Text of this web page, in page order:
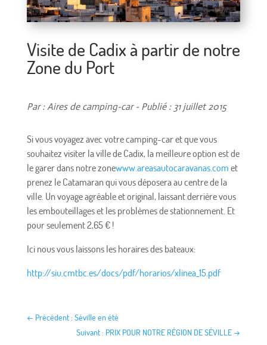
Visite de Cadix à partir de notre
Zone du Port
Par : Aires de camping-car - Publié : 31 juillet 2015
Si vous voyagez avec votre camping-car et que vous
souhaitez visiter la ville de Cadix, la meilleure option est de
le garer dans notre zonewww.areasautocaravanas.com et
prenez le Catamaran qui vous déposera au centre de la
ville. Un voyage agréable et original, laissant derrière vous
les embouteillages et les problèmes de stationnement. Et
pour seulement 2,65 € !
Ici nous vous laissons les horaires des bateaux:
http://siu.cmtbc.es/docs/pdf/horarios/xlinea_15.pdf
← Précédent : Séville en été
Suivant : PRIX POUR NOTRE RÉGION DE SÉVILLE →